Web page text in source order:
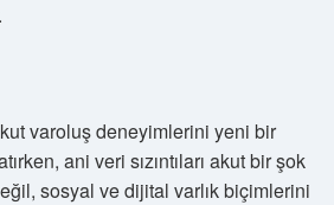
varoluş deneyimlerini yeni bir
ani veri sızıntıları akut bir şok
sosyal ve dijital varlık biçimlerini